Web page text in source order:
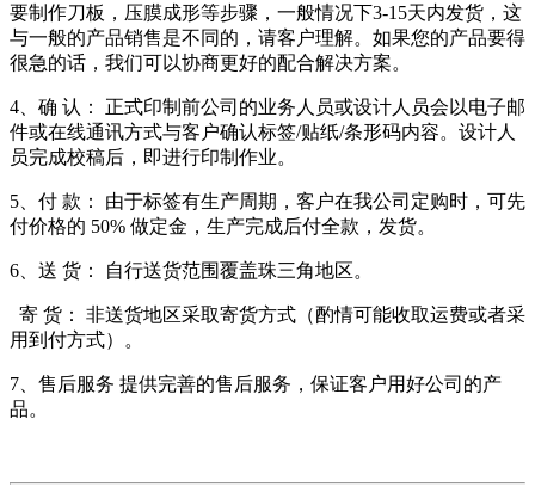
要制作刀板，压膜成形等步骤，一般情况下3-15天内发货，这
与一般的产品销售是不同的，请客户理解。如果您的产品要得
很急的话，我们可以协商更好的配合解决方案。
4、确 认： 正式印制前公司的业务人员或设计人员会以电子邮
件或在线通讯方式与客户确认标签/贴纸/条形码内容。设计人
员完成校稿后，即进行印制作业。
5、付 款： 由于标签有生产周期，客户在我公司定购时，可先
付价格的 50% 做定金，生产完成后付全款，发货。
6、送 货： 自行送货范围覆盖珠三角地区。
寄 货： 非送货地区采取寄货方式（酌情可能收取运费或者采
用到付方式）。
7、售后服务 提供完善的售后服务，保证客户用好公司的产
品。